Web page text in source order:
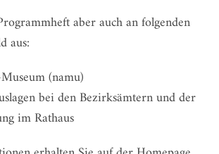
aber auch an folgenden
aus:
(namu)
bei den Bezirksämtern und der
im Rathaus